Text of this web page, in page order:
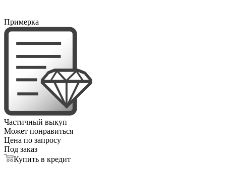
Примерка
Частичный выкуп
Может понравиться
Цена по запросу
Под заказ
Купить в кредит